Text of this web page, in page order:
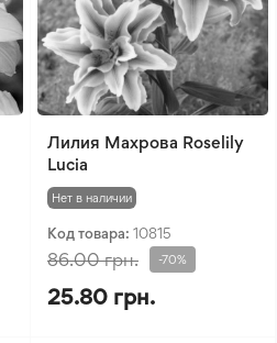
Лилия Махрова Roselily
Lucia
Нет в наличии
Код товара: 10815
86.00 грн. -70%
25.80 грн.